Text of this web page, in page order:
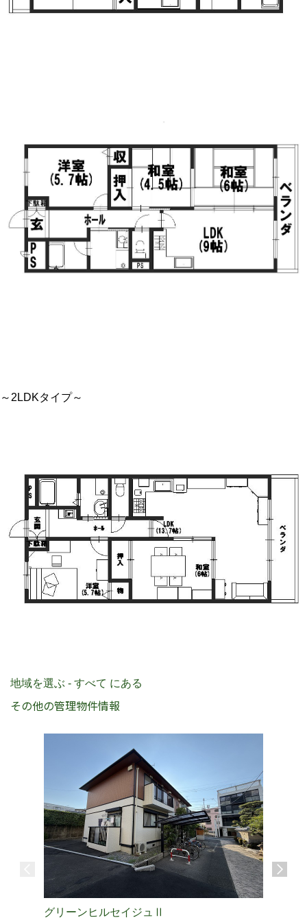
～2LDKタイプ～
地域を選ぶ - すべて にある
その他の管理物件情報
グリーンヒルセイジュⅡ